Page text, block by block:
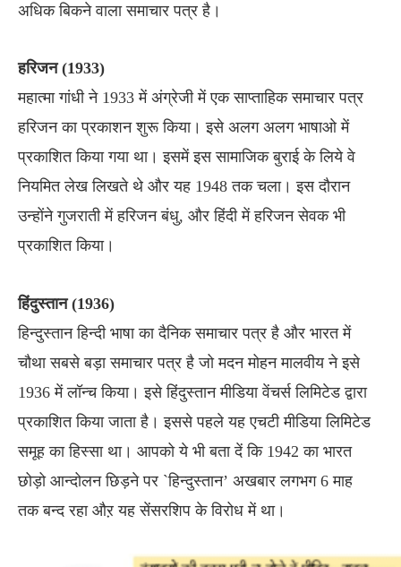
अधिक बिकने वाला समाचार पत्र है।
हरिजन (1933)
महात्मा गांधी ने 1933 में अंग्रेजी में एक साप्ताहिक समाचार पत्र
हरिजन का प्रकाशन शुरू किया। इसे अलग अलग भाषाओ में
प्रकाशित किया गया था। इसमें इस सामाजिक बुराई के लिये वे
नियमित लेख लिखते थे और यह 1948 तक चला। इस दौरान
उन्होंने गुजराती में हरिजन बंधु, और हिंदी में हरिजन सेवक भी
प्रकाशित किया।
हिंदुस्तान (1936)
हिन्दुस्तान हिन्दी भाषा का दैनिक समाचार पत्र है और भारत में
चौथा सबसे बड़ा समाचार पत्र है जो मदन मोहन मालवीय ने इसे
1936 में लॉन्च किया। इसे हिंदुस्तान मीडिया वेंचर्स लिमिटेड द्वारा
प्रकाशित किया जाता है। इससे पहले यह एचटी मीडिया लिमिटेड
समूह का हिस्सा था। आपको ये भी बता दें कि 1942 का भारत
छोड़ो आन्दोलन छिड़ने पर `हिन्दुस्तान’ अखबार लगभग 6 माह
तक बन्द रहा औऱ यह सेंसरशिप के विरोध में था।